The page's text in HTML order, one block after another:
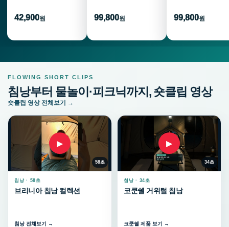
42,900원 99,800원 99,800원
FLOWING SHORT CLIPS
침낭부터 물놀이·피크닉까지, 숏클립 영상
숏클립 영상 전체보기 →
▶
58초
침낭 · 58초
브리니아 침낭 컬렉션
침낭 전체보기 →
▶
34초
침낭 · 34초
코쿤쉘 거위털 침낭
코쿤쉘 제품 보기 →